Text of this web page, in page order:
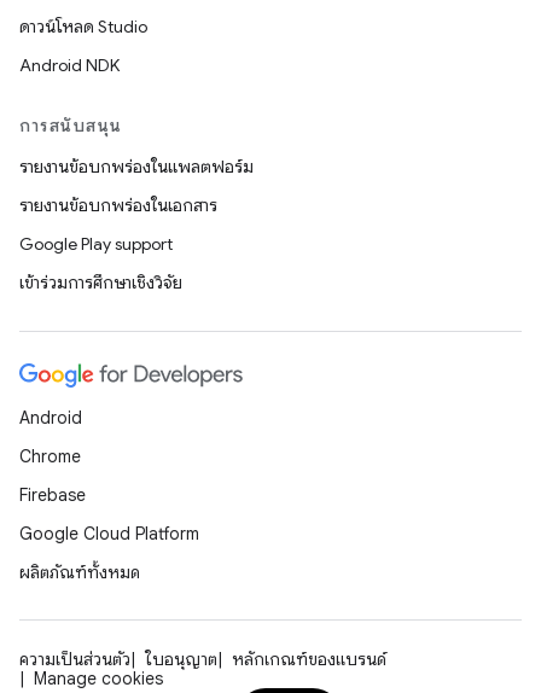
ดาวน์โหลด Studio
Android NDK
การสนับสนุน
รายงานข้อบกพร่องในแพลตฟอร์ม
รายงานข้อบกพร่องในเอกสาร
Google Play support
เข้าร่วมการศึกษาเชิงวิจัย
Android
Chrome
Firebase
Google Cloud Platform
ผลิตภัณฑ์ทั้งหมด
ความเป็นส่วนตัว ใบอนุญาต
หลักเกณฑ์ของแบรนด์
Manage cookies